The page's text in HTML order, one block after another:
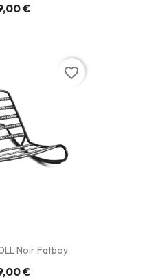
€
Noir Fatboy
€
favorite_border